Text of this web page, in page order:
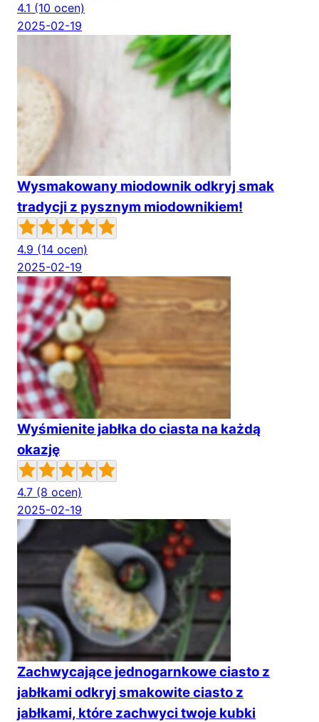
4.1 (10 ocen)
2025-02-19
Wysmakowany miodownik odkryj smak
tradycji z pysznym miodownikiem!
4.9 (14 ocen)
2025-02-19
Wyśmienite jabłka do ciasta na każdą
okazję
4.7 (8 ocen)
2025-02-19
Zachwycające jednogarnkowe ciasto z
jabłkami odkryj smakowite ciasto z
jabłkami, które zachwyci twoje kubki